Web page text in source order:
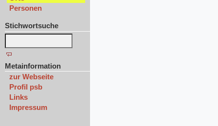
Personen
Stichwortsuche
Metainformation
zur Webseite
Profil psb
Links
Impressum